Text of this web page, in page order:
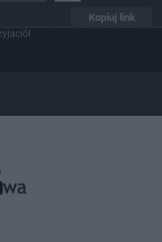
Kopiuj link